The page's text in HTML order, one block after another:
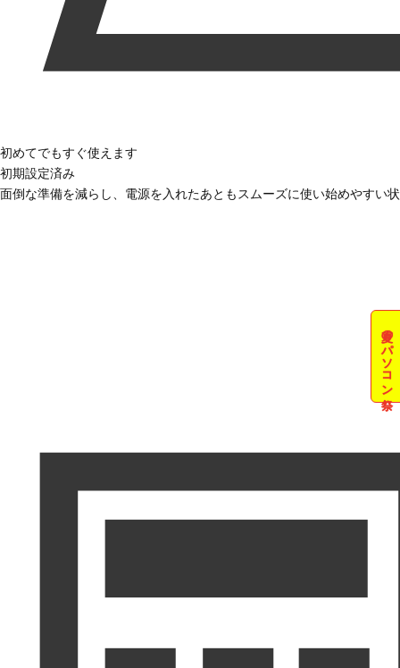
夏のパソコン祭
初めてでもすぐ使えます
初期設定済み
面倒な準備を減らし、電源を入れたあともスムーズに使い始めやすい